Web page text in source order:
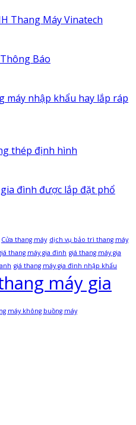
Thang Máy Vinatech
Báo
máy nhập khẩu hay lắp ráp
thép định hình
đình được lắp đặt phổ
Cửa thang máy dịch vụ bảo trì thang máy
thang máy gia đình giá thang máy gia
giá thang máy gia đình nhập khẩu
máy gia
máy không buồng máy